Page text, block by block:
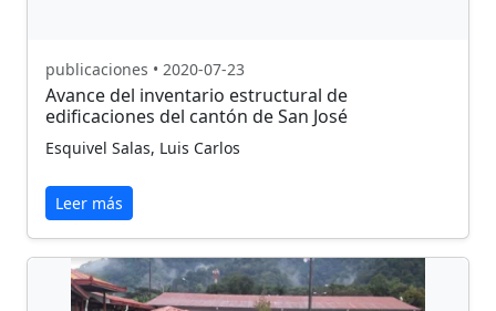
publicaciones • 2020-07-23
Avance del inventario estructural de
edificaciones del cantón de San José
Esquivel Salas, Luis Carlos
Leer más